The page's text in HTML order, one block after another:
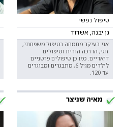
טיפול נפשי
גן יבנה, אשדוד
אני בעיקר מתמחה בטיפול משפחתי,
זוגי, הדרכה הורית וטיפולים
דיאדיים. כמו כן טיפולים פרטניים
לילדים מגיל 6, מתבגרים ומבוגרים
עד 120.
מאיה שניצר